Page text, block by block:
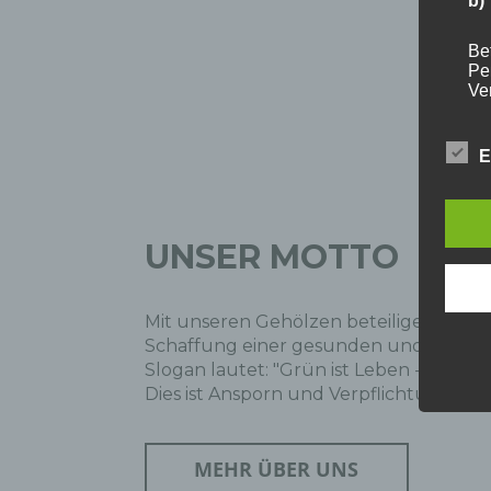
UNSER MOTTO
Mit unseren Gehölzen beteiligen wir
Schaffung einer gesunden und
Slogan lautet: "Grün ist Leben -
Dies ist Ansporn und Verpflichtung
MEHR ÜBER UNS